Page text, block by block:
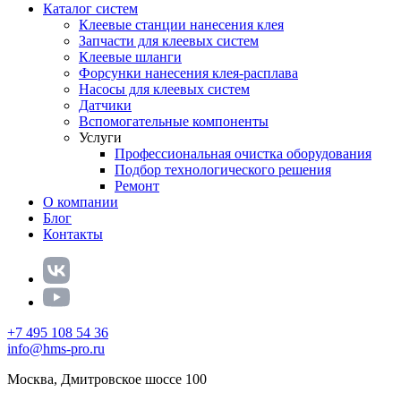
Каталог систем
Клеевые станции нанесения клея
Запчасти для клеевых систем
Клеевые шланги
Форсунки нанесения клея-расплава
Насосы для клеевых систем
Датчики
Вспомогательные компоненты
Услуги
Профессиональная очистка оборудования
Подбор технологического решения
Ремонт
О компании
Блог
Контакты
+7 495 108 54 36
info@hms-pro.ru
Москва, Дмитровское шоссе 100